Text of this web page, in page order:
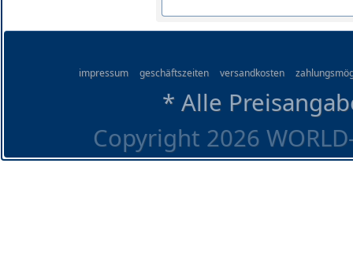
impressum geschäftszeiten versandkosten
* Alle
Copyright 2026